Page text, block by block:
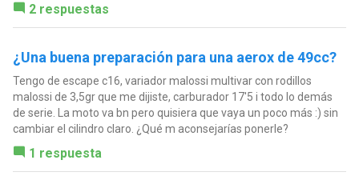
2 respuestas
¿Una buena preparación para una aerox de 49cc?
Tengo de escape c16, variador malossi multivar con rodillos
malossi de 3,5gr que me dijiste, carburador 17'5 i todo lo demás
de serie. La moto va bn pero quisiera que vaya un poco más :) sin
cambiar el cilindro claro. ¿Qué m aconsejarías ponerle?
1 respuesta